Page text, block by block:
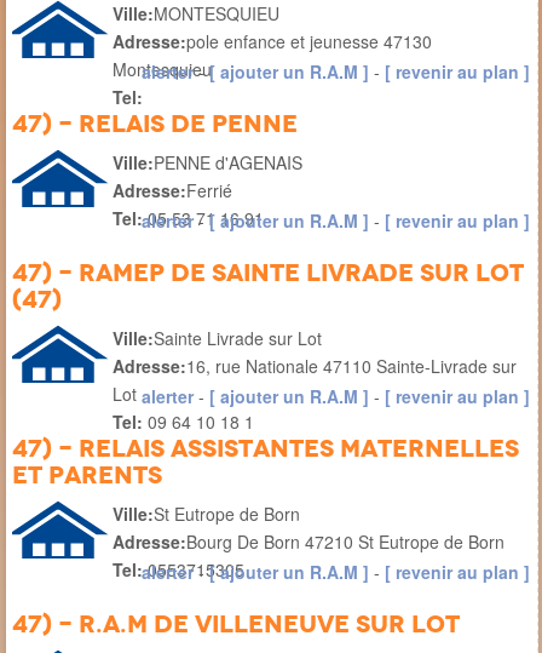
Ville:MONTESQUIEU
Adresse:pole enfance et jeunesse 47130
Montesquieu
Tel:
alerter-[ ajouter un R.A.M ] - [ revenir au plan ]
47) - Relais de Penne
Ville:PENNE d'AGENAIS
Adresse:Ferrié
Tel:05 53 71 16 91
alerter-[ ajouter un R.A.M ] - [ revenir au plan ]
47) - RAMEP de Sainte Livrade sur Lot
(47)
Ville:Sainte Livrade sur Lot
Adresse:16, rue Nationale 47110 Sainte-Livrade sur
Lot
Tel: 09 64 10 18 1
alerter - [ ajouter un R.A.M ] - [ revenir au plan ]
47) - Relais Assistantes Maternelles
et Parents
Ville:St Eutrope de Born
Adresse:Bourg De Born 47210 St Eutrope de Born
Tel:0553715305
alerter-[ ajouter un R.A.M ] - [ revenir au plan ]
47) - R.A.M de Villeneuve sur lot